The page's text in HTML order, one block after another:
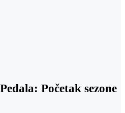
Početak sezone